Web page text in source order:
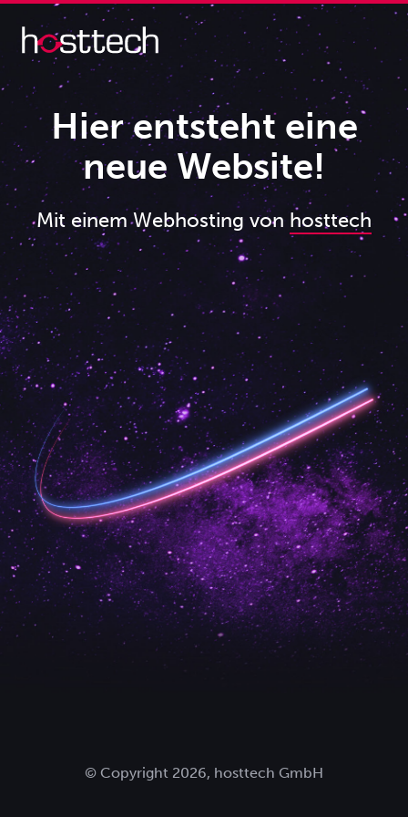
Hier entsteht eine
neue Website!
Mit einem Webhosting von hosttech
© Copyright 2026, hosttech GmbH